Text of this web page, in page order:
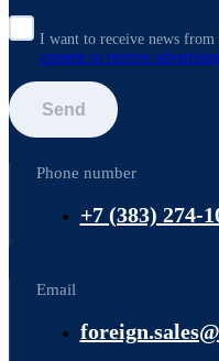
I want to receive news
consent to receive
Send
Phone number
+7 (383) 274-
Email